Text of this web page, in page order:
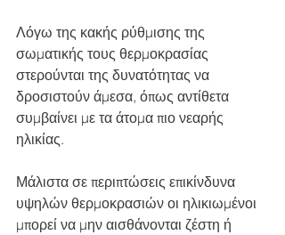
Λόγω της κακής ρύθμισης της
σωματικής τους θερμοκρασίας
στερούνται της δυνατότητας να
δροσιστούν άμεσα, όπως αντίθετα
συμβαίνει με τα άτομα πιο νεαρής
ηλικίας.
Μάλιστα σε περιπτώσεις επικίνδυνα
υψηλών θερμοκρασιών οι ηλικιωμένοι
μπορεί να μην αισθάνονται ζέστη ή